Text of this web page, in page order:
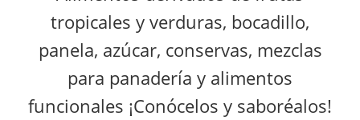
tropicales y verduras, bocadillo,
panela, azúcar, conservas, mezclas
para panadería y alimentos
funcionales ¡Conócelos y saboréalos!